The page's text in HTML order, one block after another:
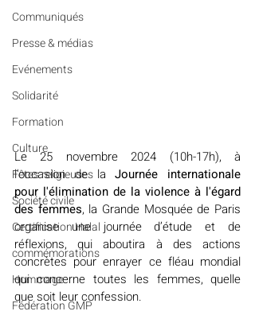
Communiqués
Presse & médias
Evénements
Solidarité
Formation
Culture
Fêtes religieuses
Société civile
Certification Halal
commémorations
Hommage
Fédération GMP
Le 25 novembre 2024 (10h-17h), à
l'occasion de la Journée internationale
pour l'élimination de la violence à l'égard
des femmes, la Grande Mosquée de Paris
organise une journée d’étude et de
réflexions, qui aboutira à des actions
concrètes pour enrayer ce fléau mondial
qui concerne toutes les femmes, quelle
que soit leur confession.